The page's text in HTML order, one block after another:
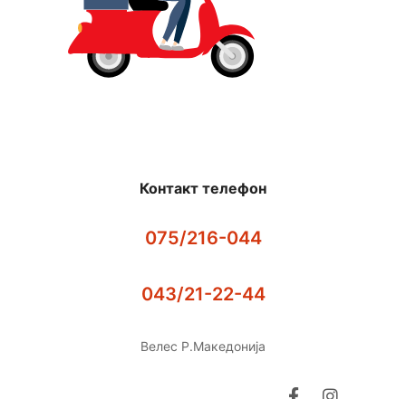
Контакт телефон
075/216-044
043/21-22-44
Велес Р.Македонија